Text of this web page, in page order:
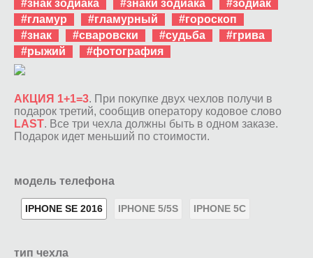
#знак зодиака
#знаки зодиака
#зодиак
#гламур
#гламурный
#гороскоп
#знак
#сваровски #судьба
#грива
#рыжий
#фотография
АКЦИЯ 1+1=3. При покупке двух чехлов получи в
подарок третий, сообщив оператору кодовое слово
LAST. Все три чехла должны быть в одном заказе.
Подарок идет меньший по стоимости.
модель телефона
IPHONE SE 2016 IPHONE 5/5S IPHONE 5C
тип чехла